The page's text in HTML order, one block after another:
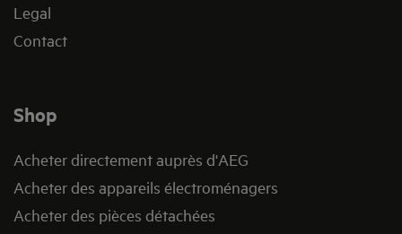
Legal
Contact
Shop
Acheter directement auprès d'AEG
Acheter des appareils électroménagers
Acheter des pièces détachées